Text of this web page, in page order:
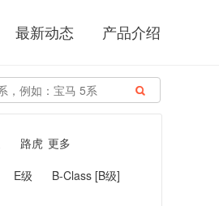
产品介绍
最新动态

路虎 更多
E级
B-Class [B级]